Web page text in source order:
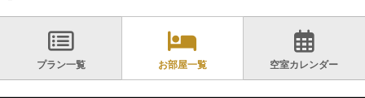
プラン一覧 お部屋一覧 空室カレンダー